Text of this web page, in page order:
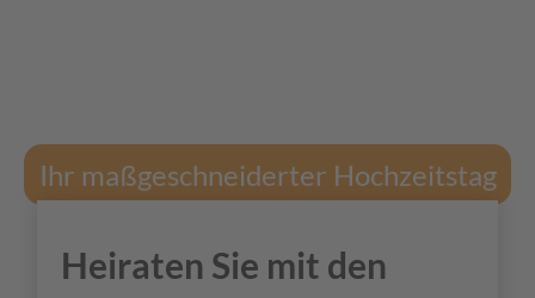
Ihr maßgeschneiderter Hochzeitstag
Heiraten Sie mit den